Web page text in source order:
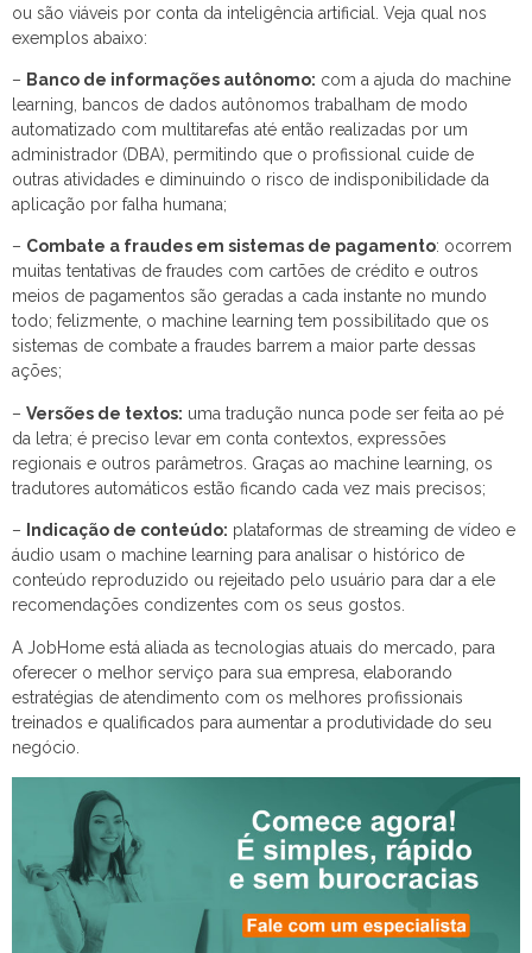
ou são viáveis por conta da inteligência artificial. Veja qual nos
exemplos abaixo:
– Banco de informações autônomo: com a ajuda do machine
learning, bancos de dados autônomos trabalham de modo
automatizado com multitarefas até então realizadas por um
administrador (DBA), permitindo que o profissional cuide de
outras atividades e diminuindo o risco de indisponibilidade da
aplicação por falha humana;
– Combate a fraudes em sistemas de pagamento: ocorrem
muitas tentativas de fraudes com cartões de crédito e outros
meios de pagamentos são geradas a cada instante no mundo
todo; felizmente, o machine learning tem possibilitado que os
sistemas de combate a fraudes barrem a maior parte dessas
ações;
– Versões de textos: uma tradução nunca pode ser feita ao pé
da letra; é preciso levar em conta contextos, expressões
regionais e outros parâmetros. Graças ao machine learning, os
tradutores automáticos estão ficando cada vez mais precisos;
– Indicação de conteúdo: plataformas de streaming de vídeo e
áudio usam o machine learning para analisar o histórico de
conteúdo reproduzido ou rejeitado pelo usuário para dar a ele
recomendações condizentes com os seus gostos.
A JobHome está aliada as tecnologias atuais do mercado, para
oferecer o melhor serviço para sua empresa, elaborando
estratégias de atendimento com os melhores profissionais
treinados e qualificados para aumentar a produtividade do seu
negócio.